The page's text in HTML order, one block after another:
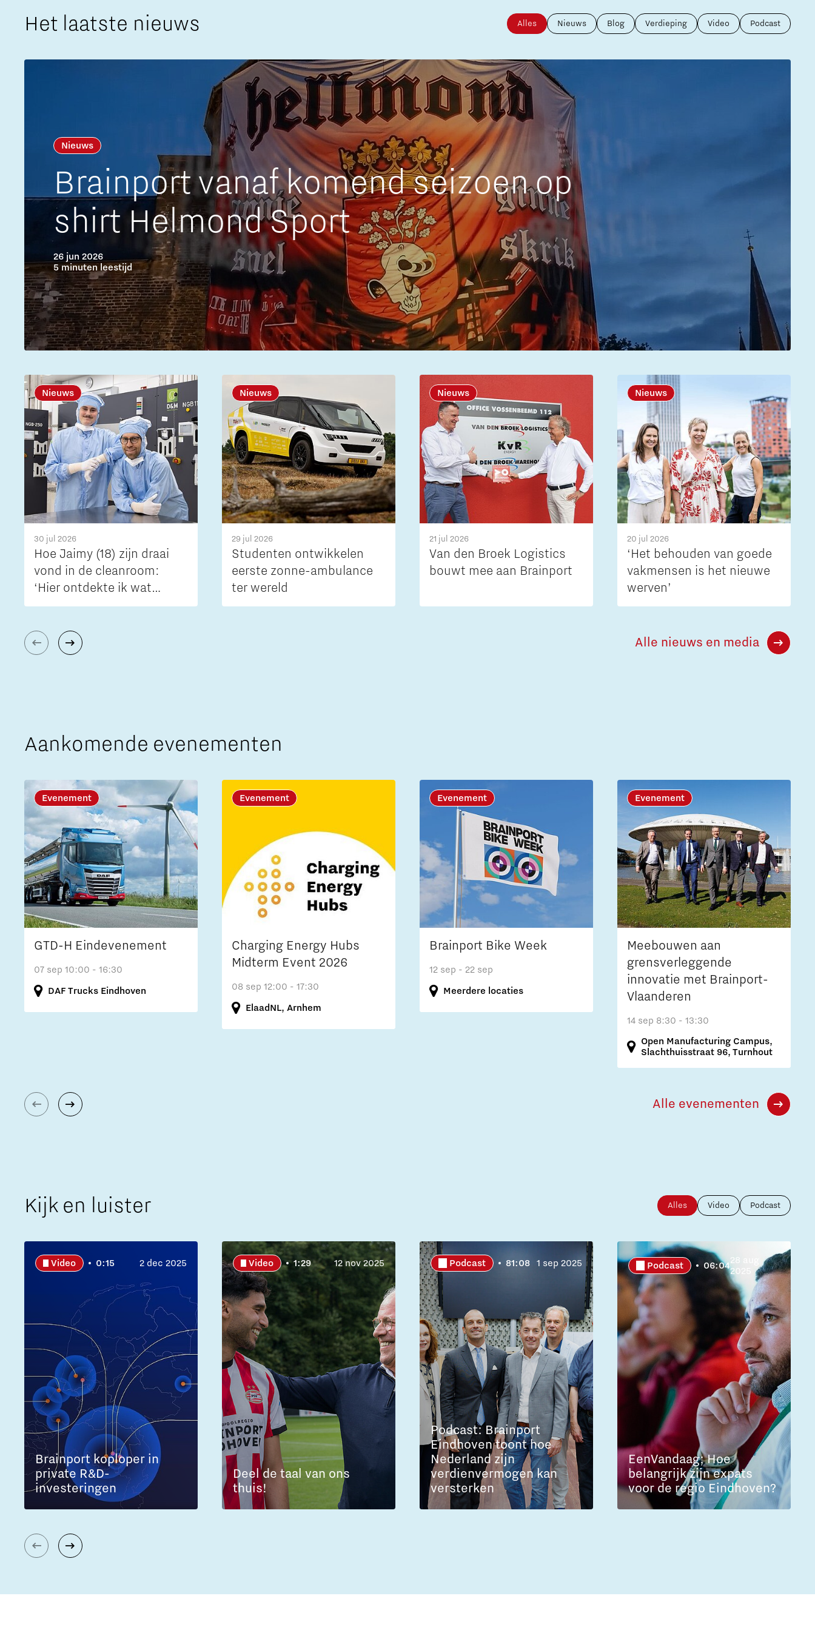
Brainport Industries Campus
High Tech Campus Eindhoven
Strijp District
TU/e Campus
Micro and nano electronics Food
Next Tech Food Factories
The Gate voor tech startups
Het laatste nieuws Alles Nieuws Blog Verdieping Video Podcast
Nieuws
Brainport vanaf komend seizoen op
shirt Helmond Sport
26 jun 2026
5 minuten leestijd
Nieuws
30 jul 2026
Hoe Jaimy (18) zijn draai
vond in de cleanroom:
‘Hier ontdekte ik wat
techniek écht is’
Nieuws
29 jul 2026
Studenten ontwikkelen
eerste zonne-ambulance
ter wereld
Nieuws
21 jul 2026
Van den Broek Logistics
bouwt mee aan Brainport
Nieuws
20 jul 2026
‘Het behouden van goede
vakmensen is het nieuwe
werven’
Alle nieuws en media
Aankomende evenementen
Evenement
GTD-H Eindevenement
07 sep 10:00 - 16:30
DAF Trucks Eindhoven
Evenement
Charging Energy Hubs
Midterm Event 2026
08 sep 12:00 - 17:30
ElaadNL, Arnhem
Evenement
Brainport Bike Week
12 sep - 22 sep
Meerdere locaties
Evenement
Meebouwen aan
grensverleggende
innovatie met Brainport-
Vlaanderen
14 sep 8:30 - 13:30
Open Manufacturing Campus,
Slachthuisstraat 96, Turnhout
Alle evenementen
Kijk en luister Alles Video Podcast
Video 0:15 2 dec 2025
Brainport koploper in
private R&D-
investeringen
Video 1:29 12 nov 2025
Deel de taal van ons
thuis!
Podcast 81:08 1 sep 2025
Podcast: Brainport
Eindhoven toont hoe
Nederland zijn
verdienvermogen kan
versterken
Podcast 06:0428 aug
2025
EenVandaag; Hoe
belangrijk zijn expats
voor de regio Eindhoven?